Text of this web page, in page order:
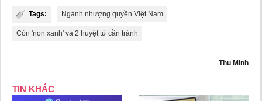
Tags: Ngành nhượng quyền Việt Nam
Còn 'non xanh' và 2 huyệt tử cần tránh
Thu Minh
TIN KHÁC